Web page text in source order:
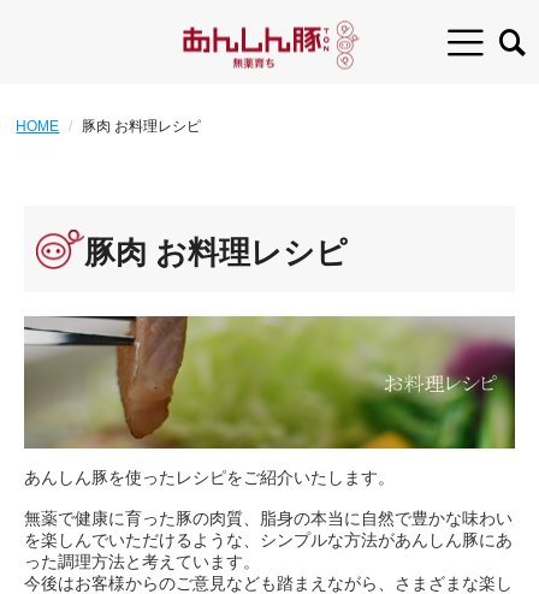
HOME 豚肉 お料理レシピ
豚肉 お料理レシピ
あんしん豚を使ったレシピをご紹介いたします。
無薬で健康に育った豚の肉質、脂身の本当に自然で豊かな味わい
を楽しんでいただけるような、シンプルな方法があんしん豚にあ
った調理方法と考えています。
今後はお客様からのご意見なども踏まえながら、さまざまな楽し